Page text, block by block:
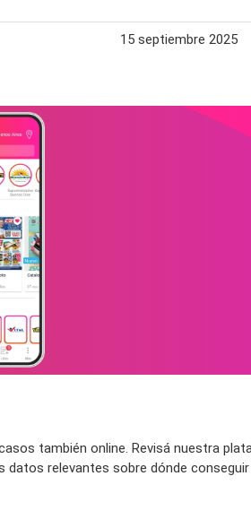
15 septiembre 2025
también online. Revisá nuestra
relevantes sobre dónde conseguir